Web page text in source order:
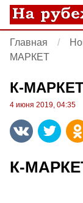
Главная
МАРКЕТ
К-
4 июня 2019, 04:35
К-